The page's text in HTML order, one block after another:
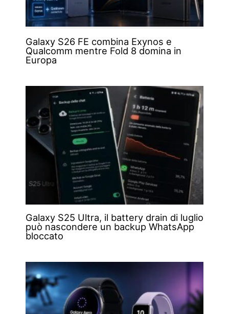
Galaxy S26 FE combina Exynos e
Qualcomm mentre Fold 8 domina in
Europa
Galaxy S25 Ultra, il battery drain di luglio
può nascondere un backup WhatsApp
bloccato